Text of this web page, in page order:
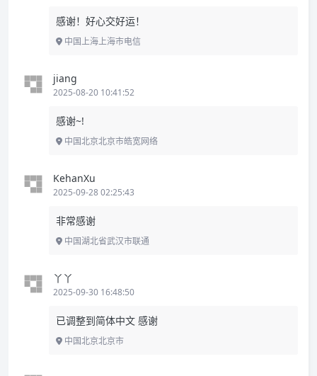
感谢！好心交好运！
中国上海上海市电信
jiang
2025-08-20 10:41:52
感谢~!
中国北京北京市皓宽网络
KehanXu
2025-09-28 02:25:43
非常感谢
中国湖北省武汉市联通
丫丫
2025-09-30 16:48:50
已调整到简体中文 感谢
中国北京北京市